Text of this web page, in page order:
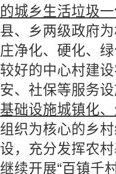
的城乡生活垃圾
县、乡两级政府
庄净化、硬化、
较好的中心村建
安、社保等服务
基础设施城镇化
组织为核心的乡
设，充分发挥农
继续开展“百镇千